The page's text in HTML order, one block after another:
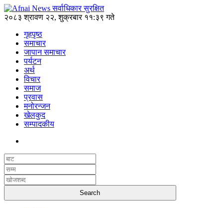
२०८३ श्रावण २२, शुक्रबार ११:३९ गते
गृहपृष्ठ
समाचार
जापान समाचार
पर्यटन
अर्थ
विचार
समाज
प्रवास
मनोरन्जन
खेलकुद
सम्पादकीय